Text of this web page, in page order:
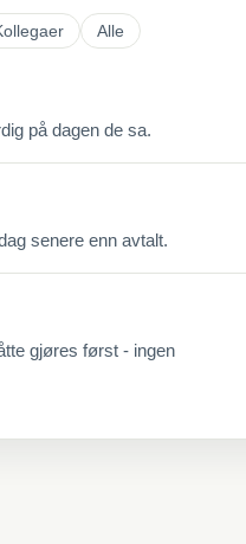
Alle
på dagen de sa.
senere enn avtalt.
gjøres først - ingen